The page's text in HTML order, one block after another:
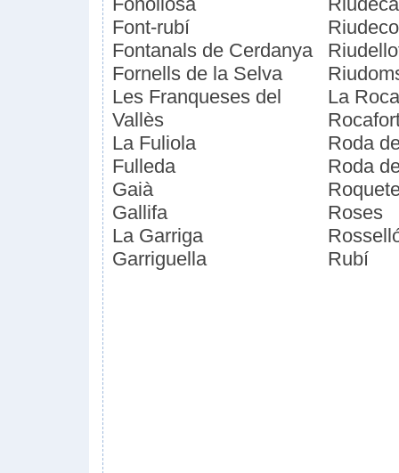
Font-rubí
Fontanals de Cerdanya
Fornells de la Selva
Les Franqueses del
Vallès
La Fuliola
Fulleda
Gaià
Gallifa
La Garriga
Garriguella
La
Roda
Roda
Roses
Rubí